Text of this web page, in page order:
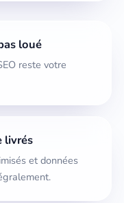
loué
reste votre
livrés
et données